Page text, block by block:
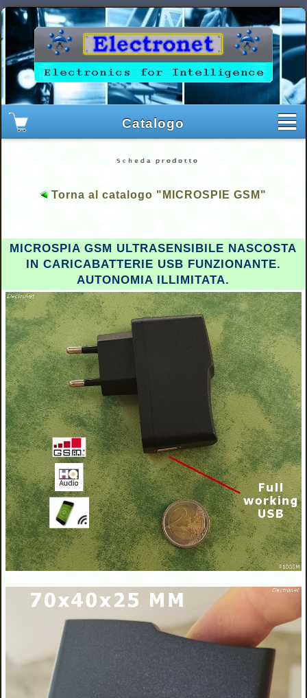
Torna al catalogo "MICROSPIE GSM"
MICROSPIA GSM ULTRASENSIBILE NASCOSTA
IN CARICABATTERIE USB FUNZIONANTE.
AUTONOMIA ILLIMITATA.